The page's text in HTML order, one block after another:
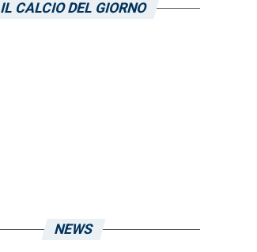
IL CALCIO DEL GIORNO
NEWS